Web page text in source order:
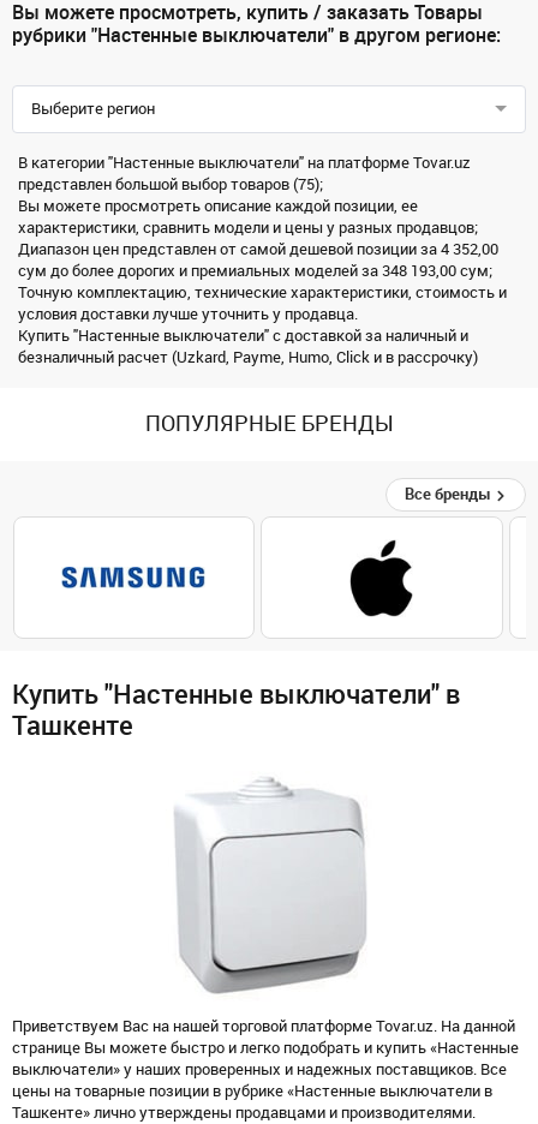
Вы можете просмотреть, купить / заказать Товары
рубрики "Настенные выключатели" в другом регионе:
Выберите регион
В категории "Настенные выключатели" на платформе Tovar.uz
представлен большой выбор товаров (75);
Вы можете просмотреть описание каждой позиции, ее
характеристики, сравнить модели и цены у разных продавцов;
Диапазон цен представлен от самой дешевой позиции за 4 352,00
сум до более дорогих и премиальных моделей за 348 193,00 сум;
Точную комплектацию, технические характеристики, стоимость и
условия доставки лучше уточнить у продавца.
Купить "Настенные выключатели" с доставкой за наличный и
безналичный расчет (Uzkard, Payme, Humo, Click и в рассрочку)
ПОПУЛЯРНЫЕ БРЕНДЫ
Все бренды
Купить "Настенные выключатели" в
Ташкенте
Приветствуем Вас на нашей торговой платформе Tovar.uz. На данной
странице Вы можете быстро и легко подобрать и купить «Настенные
выключатели» у наших проверенных и надежных поставщиков. Все
цены на товарные позиции в рубрике «Настенные выключатели в
Ташкенте» лично утверждены продавцами и производителями.